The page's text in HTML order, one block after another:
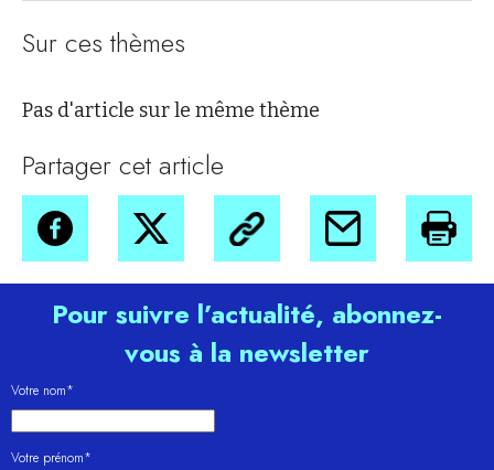
Sur ces thèmes
Pas d'article sur le même thème
Partager cet article
Pour suivre l’actualité, abonnez-
vous à la newsletter
Votre nom*
Votre prénom*